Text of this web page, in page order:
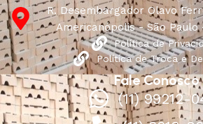
R. Desembargador Olavo
Americanópolis - São Paulo
Política de
Política de Troca e
Fale Conosco
(11) 99212-